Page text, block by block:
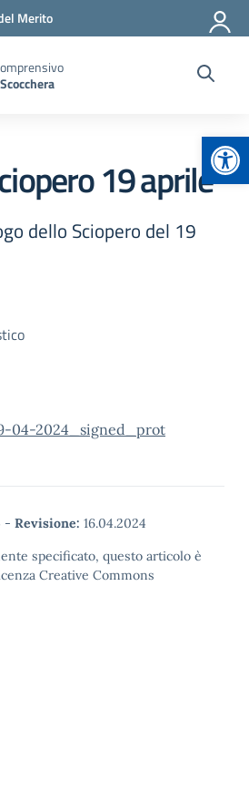
Merito
19 aprile
dello Sciopero del 19
04-2024_signed_prot
- Revisione: 16.04.2024
specificato, questo articolo è
Creative Commons